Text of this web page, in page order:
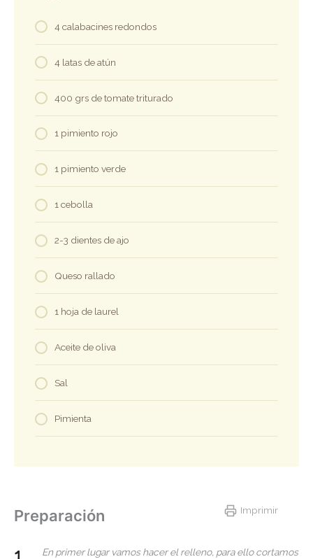
4 calabacines redondos
4 latas de atún
400 grs de tomate triturado
1 pimiento rojo
1 pimiento verde
1 cebolla
2-3 dientes de ajo
Queso rallado
1 hoja de laurel
Aceite de oliva
Sal
Pimienta
Imprimir
Preparación
En primer lugar vamos hacer el relleno, para ello cortamos